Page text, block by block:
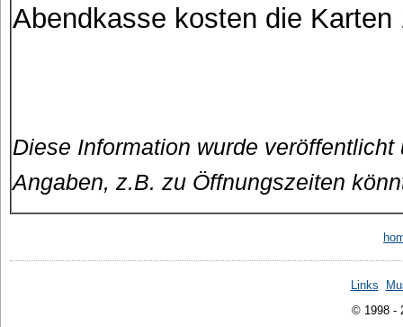
Abendkasse kosten die Karten
Diese Information wurde
Angaben, z.B. zu Öffnungszeiten
Links
© 1998 -